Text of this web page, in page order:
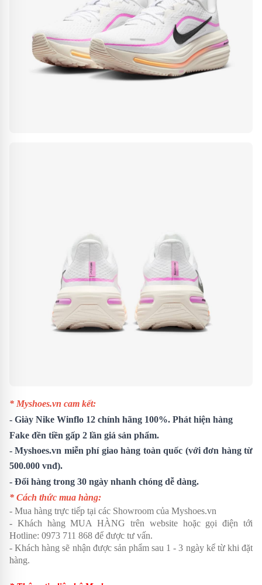
* Myshoes.vn cam kết:
- Giày Nike Winflo 12 chính hãng 100%. Phát hiện hàng
Fake đền tiền gấp 2 lần giá sản phẩm.
- Myshoes.vn miễn phí giao hàng toàn quốc (với đơn hàng từ
500.000 vnđ).
- Đổi hàng trong 30 ngày nhanh chóng dễ dàng.
* Cách thức mua hàng:
- Mua hàng trực tiếp tại các Showroom của Myshoes.vn
- Khách hàng MUA HÀNG trên website hoặc gọi điện tới
Hotline: 0973 711 868 để được tư vấn.
- Khách hàng sẽ nhận được sản phẩm sau 1 - 3 ngày kể từ khi đặt
hàng.